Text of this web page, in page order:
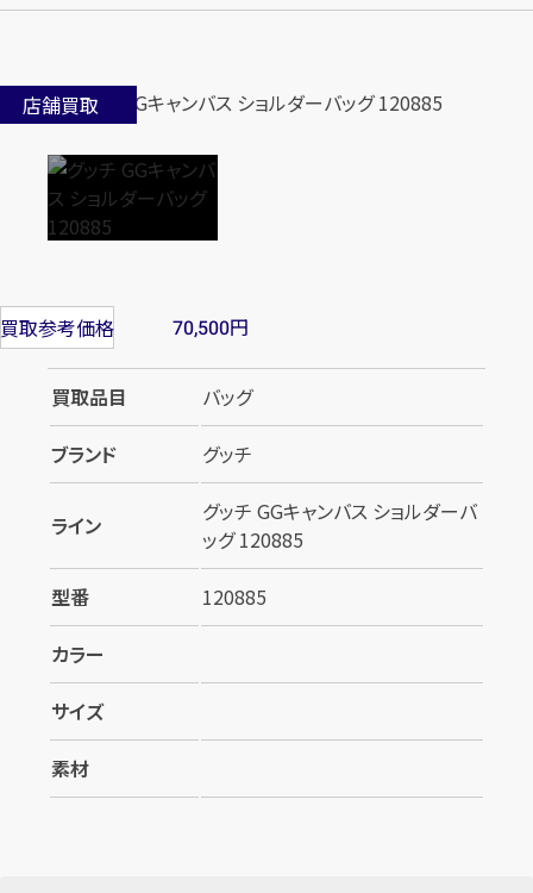
店舗買取
買取参考価格 70,500円
買取品目
バッグ
ブランド
グッチ
ライン
グッチ GGキャンバス ショルダーバ
ッグ 120885
型番
120885
カラー
サイズ
素材